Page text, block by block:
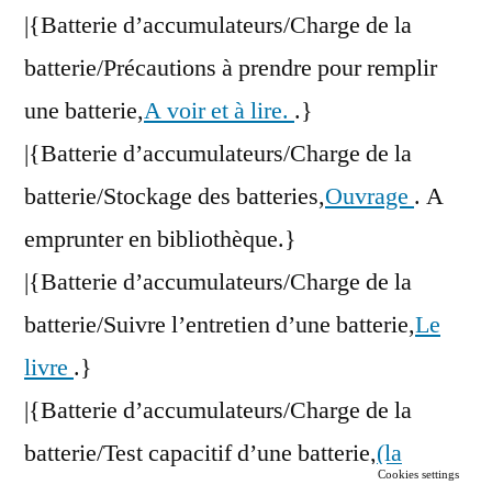
|{Batterie d’accumulateurs/Charge de la
batterie/Précautions à prendre pour remplir
une batterie,A voir et à lire. .}
|{Batterie d’accumulateurs/Charge de la
batterie/Stockage des batteries,Ouvrage . A
emprunter en bibliothèque.}
|{Batterie d’accumulateurs/Charge de la
batterie/Suivre l’entretien d’une batterie,Le
livre .}
|{Batterie d’accumulateurs/Charge de la
batterie/Test capacitif d’une batterie,(la
Cookies settings